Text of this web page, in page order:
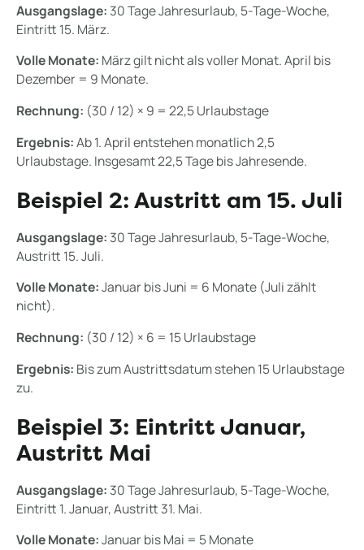
Ausgangslage: 30 Tage Jahresurlaub, 5-Tage-Woche,
Eintritt 15. März.
Volle Monate: März gilt nicht als voller Monat. April bis
Dezember = 9 Monate.
Rechnung: (30 / 12) × 9 = 22,5 Urlaubstage
Ergebnis:Ab 1. April entstehen monatlich 2,5
Urlaubstage. Insgesamt 22,5 Tage bis Jahresende.
Beispiel 2: Austritt am 15. Juli
Ausgangslage: 30 Tage Jahresurlaub, 5-Tage-Woche,
Austritt 15. Juli.
Volle Monate:Januar bis Juni = 6 Monate (Juli zählt
nicht).
Rechnung: (30 / 12) × 6 = 15 Urlaubstage
Ergebnis: Bis zum Austrittsdatum stehen 15 Urlaubstage
zu.
Beispiel 3: Eintritt Januar,
Austritt Mai
Ausgangslage: 30 Tage Jahresurlaub, 5-Tage-Woche,
Eintritt 1. Januar, Austritt 31. Mai.
Volle Monate:Januar bis Mai = 5 Monate